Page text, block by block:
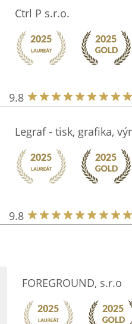
Ctrl P s.r.o.
9.8
Legraf - tisk, grafika,
9.8
FOREGROUND, s.r.o